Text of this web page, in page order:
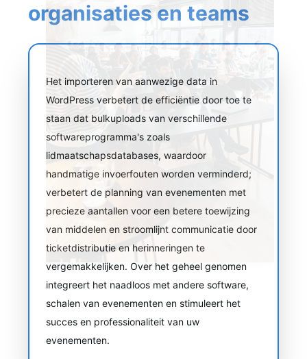
organisaties en teams
Het importeren van aanwezige data in
WordPress verbetert de efficiëntie door toe te
staan dat bulkuploads van verschillende
softwareprogramma's zoals
lidmaatschapsdatabases, waardoor
handmatige invoerfouten worden verminderd;
verbetert de planning van evenementen met
precieze aantallen voor een betere toewijzing
van middelen en stroomlijnt communicatie door
ticketdistributie en herinneringen te
vergemakkelijken. Over het geheel genomen
integreert het naadloos met andere software,
schalen van evenementen en stimuleert het
succes en professionaliteit van uw
evenementen.